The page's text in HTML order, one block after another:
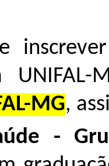
UNIFAL-
MG,
-